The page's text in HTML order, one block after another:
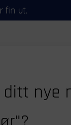
fin ut.
nye